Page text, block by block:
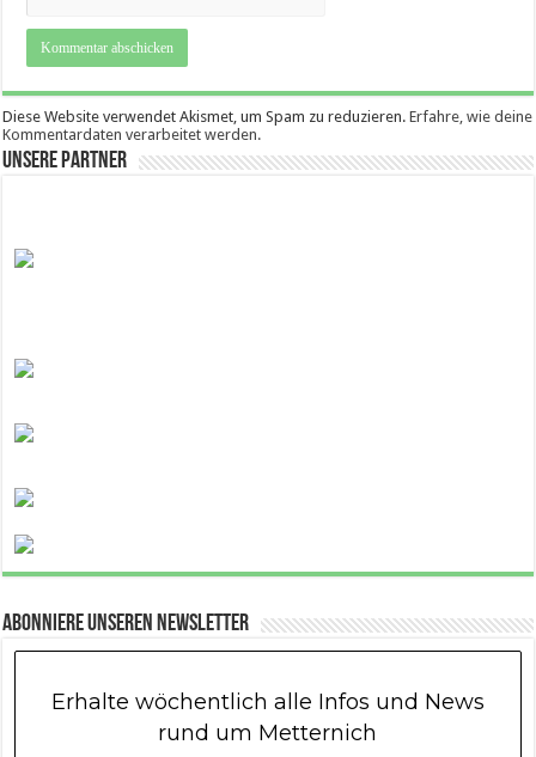
Diese Website verwendet Akismet, um Spam zu reduzieren.Erfahre, wie deine
Kommentardaten verarbeitet werden.
Unsere Partner
Abonniere unseren Newsletter
Erhalte wöchentlich alle Infos und News
rund um Metternich